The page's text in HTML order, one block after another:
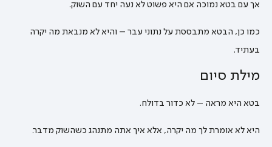
אך עם בטא נמוכה אם היא פשוט לא נעה יחד עם השוק.
כמו כן, הבטא מתבססת על נתוני עבר – והיא לא מנבאת מה יקרה
בעתיד.
מילת סיום
בטא היא מראה – לא כדור בדולח.
היא לא אומרת לך מה יקרה, אלא איך אתה מתנהג כשהשוק מדבר.